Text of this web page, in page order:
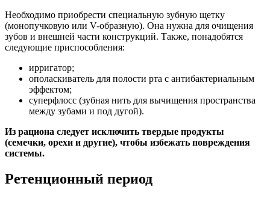
Необходимо приобрести специальную зубную щетку
(монопучковую или V-образную). Она нужна для очищения
зубов и внешней части конструкций. Также, понадобятся
следующие приспособления:
ирригатор;
ополаскиватель для полости рта с антибактериальным
эффектом;
суперфлосс (зубная нить для вычищения пространства
между зубами и под дугой).
Из рациона следует исключить твердые продукты
(семечки, орехи и другие), чтобы избежать повреждения
системы.
Ретенционный период